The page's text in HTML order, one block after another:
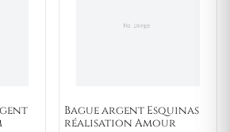
Bague argent Esquinas
réalisation Amour